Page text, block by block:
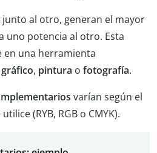
al otro, generan el mayor
uno potencia al otro. Esta
en una herramienta
gráfico, pintura o fotografía.
varían según el
(RYB, RGB o CMYK).